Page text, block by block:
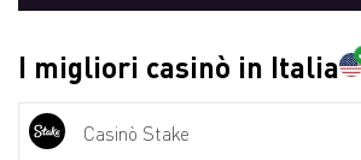
I migliori casinò in Italia
Casinò Stake